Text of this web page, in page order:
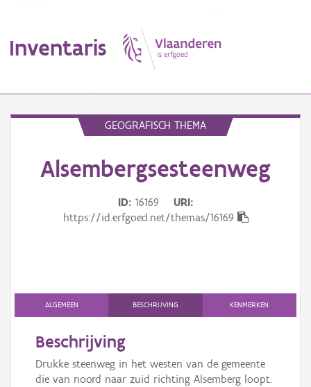
Inventaris
Erfgoedobject
Persoon of collectief
Downloads
Hergebruik
GEOGRAFISCH THEMA
Alsembergsesteenweg
ID 16169
URI
https://id.erfgoed.net/themas/16169
ALGEMEEN BESCHRIJVING KENMERKEN
Beschrijving
Drukke steenweg in het westen van de gemeente
die van noord naar zuid richting Alsemberg loopt.